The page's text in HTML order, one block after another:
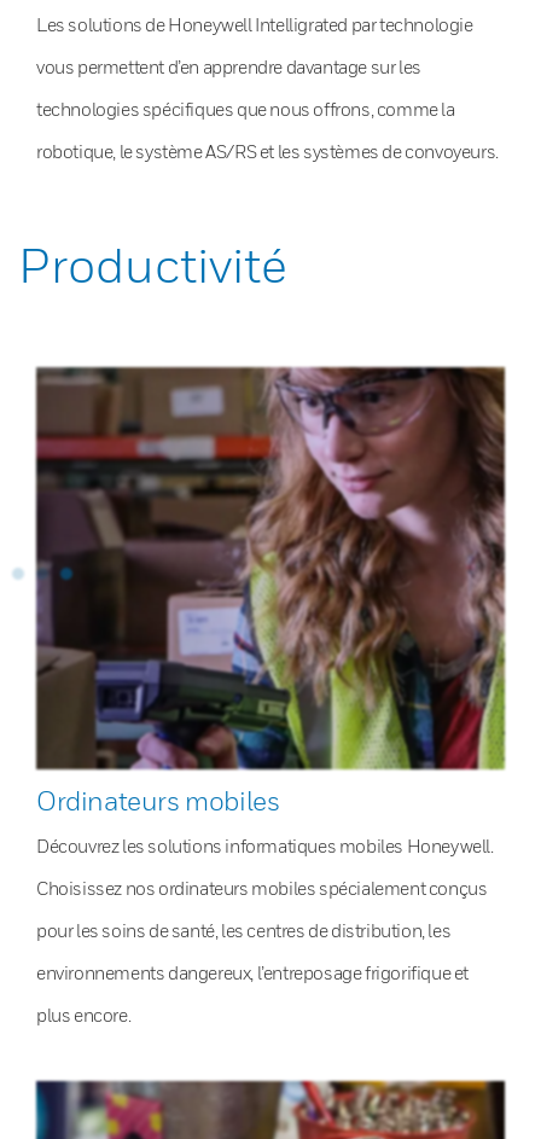
Les solutions de Honeywell Intelligrated par technologie
vous permettent d’en apprendre davantage sur les
technologies spécifiques que nous offrons, comme la
robotique, le système AS/RS et les systèmes de convoyeurs.
Productivité
Ordinateurs mobiles
Découvrez les solutions informatiques mobiles Honeywell.
Choisissez nos ordinateurs mobiles spécialement conçus
pour les soins de santé, les centres de distribution, les
environnements dangereux, l’entreposage frigorifique et
plus encore.